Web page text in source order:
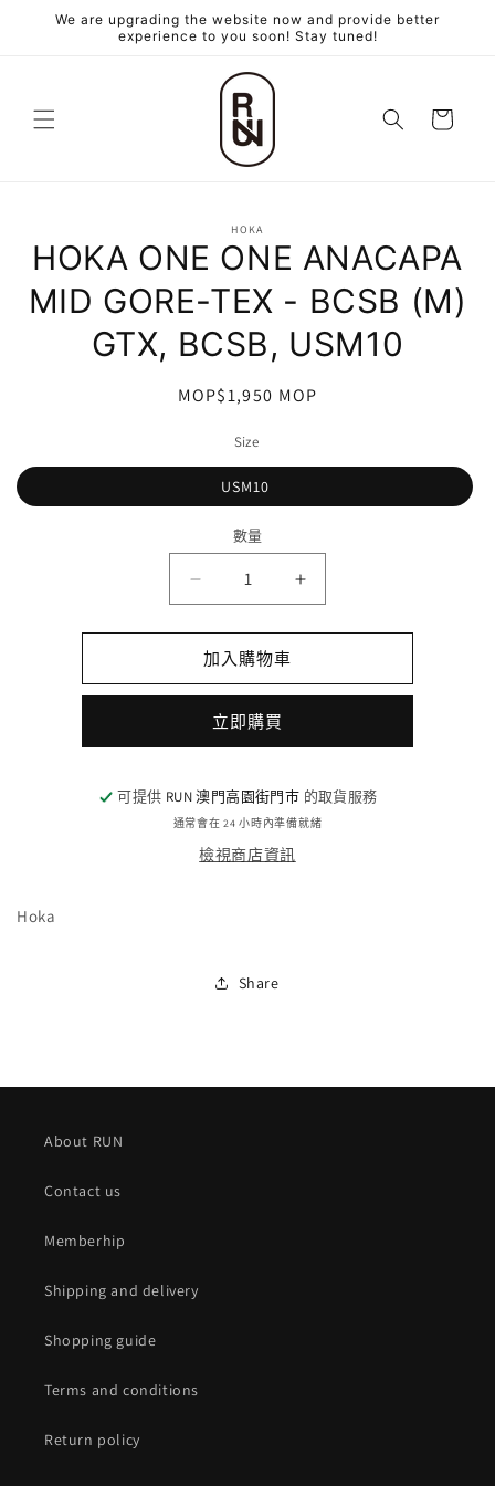
跳至內
We are upgrading the website now and provide better
experience to you soon! Stay tuned!
物
品資訊
HOKA
HOKA ONE ONE ANACAPA
MID GORE-TEX - BCSB (M)
GTX, BCSB, USM10
定
MOP$1,950 MOP
Size
USM10
數
量
數量
HOKA
ONE
ONE
ANACAPA
MID
TEX
-
(M)
GTX,
BCSB,
USM10
HOKA
ONE
ONE
MID
-
(M)
GTX,
加入購物車
立即購買
可提供 RUN 澳門高園街門巿 的取貨服務
通常會在 24 小時內準備就緒
檢視商店資訊
Hoka
Share
About RUN
Contact us
Memberhip
Shipping and delivery
Shopping guide
Terms and conditions
Return policy